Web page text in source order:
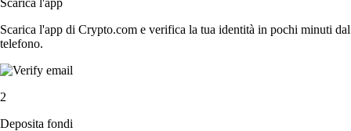
Scarica l'app
Scarica l'app di Crypto.com e verifica la tua identità in pochi minuti dal
telefono.
2
Deposita fondi